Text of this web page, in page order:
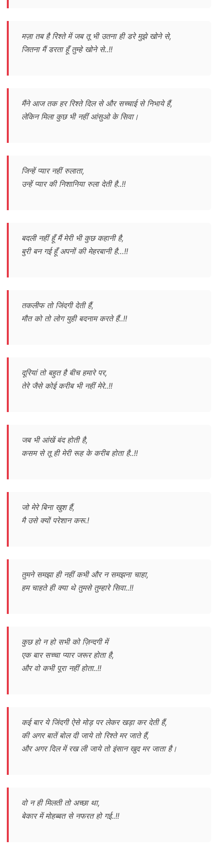
मज़ा तब है रिश्ते में जब तू भी उतना ही डरे मुझे खोने से,
जितना मैं डरता हूँ तुम्हे खोने से..!!
मैंने आज तक हर रिश्ते दिल से और सच्चाई से निभाये हैं,
लेकिन मिला कुछ भी नहीं आंसुओ के सिवा।
जिन्हें प्यार नहीं रुलाता,
उन्हें प्यार की निशानिया रुला देती है..!!
बदली नहीं हूँ मैं मेरी भी कुछ कहानी है,
बुरी बन गई हूँ अपनों की मेहरबानी है…!!
तकलीफ तो जिंदगी देती हैं,
मौत को तो लोग युही बदनाम करते हैं..!!
दूरियां तो बहुत है बीच हमारे पर,
तेरे जैसे कोई करीब भी नहीं मेरे..!!
जब भी आंखें बंद होती है,
कसम से तू ही मेरी रूह के करीब होता है..!!
जो मेरे बिना खुश हैं,
मै उसे क्यों परेशान करू.!
तुमने समझा ही नहीं कभी और न समझना चाहा,
हम चाहते ही क्या थे तुमसे तुम्हारे सिवा..!!
कुछ हो न हो सभी को ज़िन्दगी में
एक बार सच्चा प्यार जरूर होता है,
और वो कभी पूरा नहीं होता..!!
कई बार ये जिंदगी ऐसे मोड़ पर लेकर खड़ा कर देती हैं,
की अगर बातें बोल दी जाये तो रिश्ते मर जाते हैं,
और अगर दिल में रख ली जाये तो इंसान खुद मर जाता है।
वो न ही मिलती तो अच्छा था,
बेकार में मोहब्बत से नफरत हो गई..!!